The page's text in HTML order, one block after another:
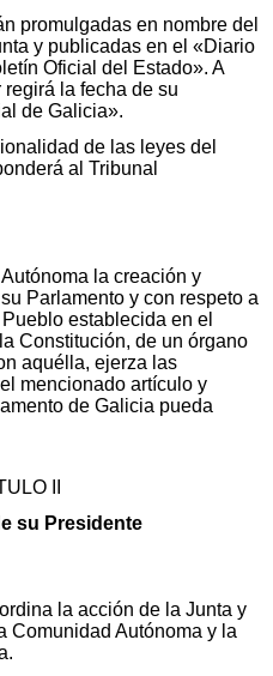
promulgadas en nombre del
y publicadas en el «Diario
Oficial del Estado». A
la fecha de su
de Galicia».
de las leyes del
al Tribunal
la creación y
Parlamento y con respeto a
establecida en el
Constitución, de un órgano
aquélla, ejerza las
mencionado artículo y
de Galicia pueda
II
su Presidente
la acción de la Junta y
Comunidad Autónoma y la